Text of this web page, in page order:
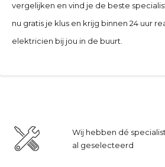
vergelijken en vind je de beste
nu gratis je klus en krijg binnen 24 uur
elektricien bij jou in de buurt.
Wij hebben dé
al geselecteerd